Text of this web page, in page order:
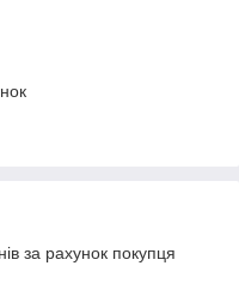
за рахунок покупця